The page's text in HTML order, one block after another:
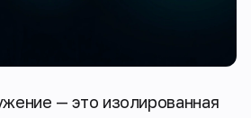
— это изолированная